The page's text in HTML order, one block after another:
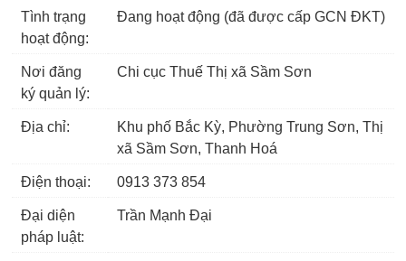
Tình trạng
hoạt động:
Đang hoạt động (đã được cấp GCN ĐKT)
Nơi đăng
ký quản lý:
Chi cục Thuế Thị xã Sầm Sơn
Địa chỉ:
Khu phố Bắc Kỳ, Phường Trung Sơn, Thị
xã Sầm Sơn, Thanh Hoá
Điện thoại: 0913 373 854
Đại diện
pháp luật:
Trần Mạnh Đại